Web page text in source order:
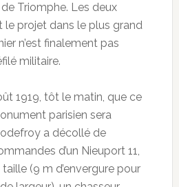
de Triomphe. Les deux
le projet dans le plus grand
n’est finalement pas
militaire.
1919, tôt le matin, que ce
parisien sera
a décollé de
d’un Nieuport 11,
(9 m d’envergure pour